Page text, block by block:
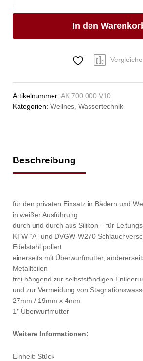
Garnitur
3/4"
27mm
m
Anzahl
In den
Artikelnummer:AK.700.000.V10
Kategorien:Wellnes,Wassertechnik
Beschreibung
für den privaten Einsatz in Bädern und
in weißer Ausführung
durch und durch aus Silikon – für
KTW “A” und DVGW-W270
Edelstahl poliert
einerseits mit Überwurfmutter,
Metallteilen
frei hängend zur selbstständigen
und zur Vermeidung von
27mm / 19mm x 4mm
1″ Überwurfmutter
Weitere Informationen:
Einheit: Stück